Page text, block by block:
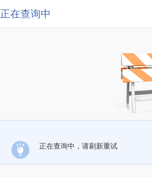
正在查询中
正在查询中，请刷新重试